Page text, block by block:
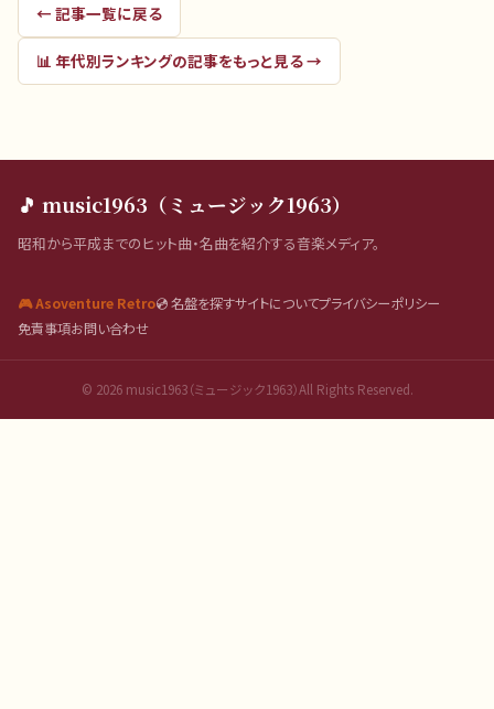
← 記事一覧に戻る
📊 年代別ランキングの記事をもっと見る →
🎵 music1963（ミュージック1963）
昭和から平成までのヒット曲・名曲を紹介する音楽メディア。
🎮 Asoventure Retro💿 名盤を探すサイトについてプライバシーポリシー
免責事項お問い合わせ
© 2026music1963（ミュージック1963）All Rights Reserved.